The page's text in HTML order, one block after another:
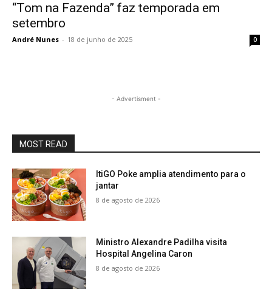
“Tom na Fazenda” faz temporada em
setembro
André Nunes - 18 de junho de 2025 0
- Advertisment -
MOST READ
ItiGO Poke amplia atendimento para o
jantar
8 de agosto de 2026
Ministro Alexandre Padilha visita
Hospital Angelina Caron
8 de agosto de 2026